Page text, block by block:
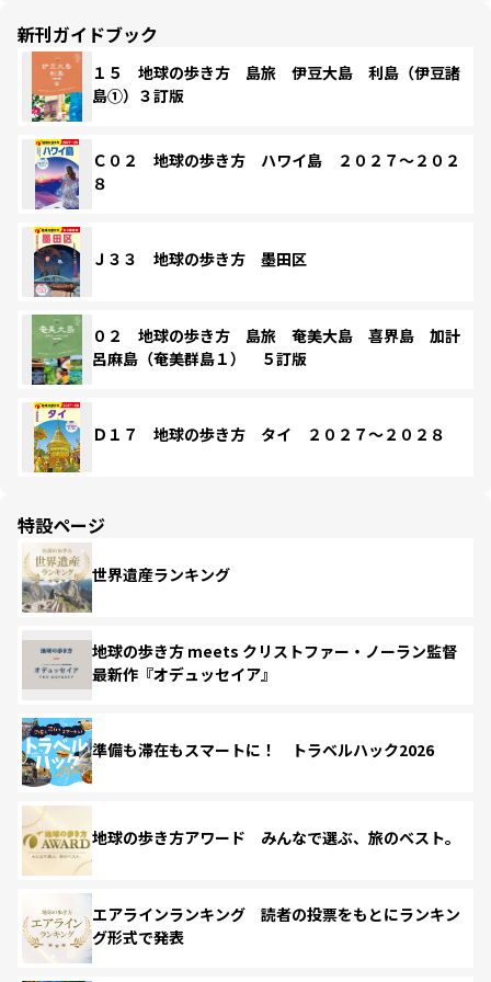
新刊ガイドブック
１５ 地球の歩き方 島旅 伊豆大島 利島（伊豆諸
島①）３訂版
Ｃ０２ 地球の歩き方 ハワイ島 ２０２７～２０２
８
Ｊ３３ 地球の歩き方 墨田区
０２ 地球の歩き方 島旅 奄美大島 喜界島 加計
呂麻島（奄美群島１） ５訂版
Ｄ１７ 地球の歩き方 タイ ２０２７～２０２８
特設ページ
世界遺産ランキング
地球の歩き方 meets クリストファー・ノーラン監督
最新作『オデュッセイア』
準備も滞在もスマートに！ トラベルハック2026
地球の歩き方アワード みんなで選ぶ、旅のベスト。
エアラインランキング 読者の投票をもとにランキン
グ形式で発表